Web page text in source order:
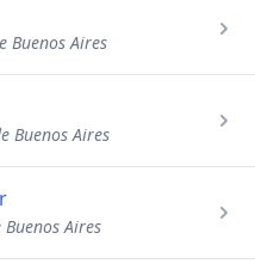
Buenos Aires
Buenos Aires
Aires